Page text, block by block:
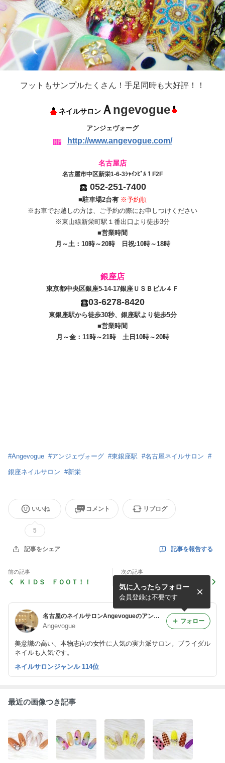
フットもサンプルたくさん！手足同時も大好評！！
ネイルサロン Ａngevogue
アンジェヴォーグ
http://www.angevogue.com/
名古屋店
名古屋市中区新栄1-6-3ｼｬｲﾝﾋﾞﾙ１F2F
052-251-7400
■駐車場2台有 ※予約順
※お車でお越しの方は、ご予約の際にお申しつけください
※東山線新栄町駅１番出口より徒歩3分
■営業時間
月～土：10時～20時 日祝:10時～18時
銀座店
東京都中央区銀座5-14-17銀座ＵＳＢビル４Ｆ
03-6278-8420
東銀座駅から徒歩30秒、銀座駅より徒歩5分
■営業時間
月～金：11時～21時 土日10時～20時
#Angevogue #アンジェヴォーグ #東銀座駅 #名古屋ネイルサロン #
銀座ネイルサロン #新栄
いいね
5
コメント リブログ
記事をシェア 記事を報告する
前の記事
ＫＩＤＳ ＦＯＯＴ！！
次の記事
名古屋のネイルサロンAngevogueのアンジェブログ☆
Angevogue
美意識の高い、本物志向の女性に人気の実力派サロン。ブライダル
ネイルも人気です。
気に入ったらフォロー
会員登録は不要です
フォロー
ネイルサロンジャンル 114位
最近の画像つき記事